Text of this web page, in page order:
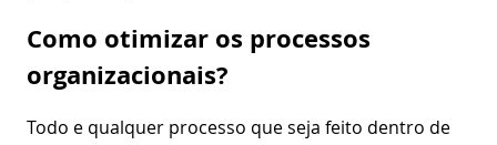
Como otimizar os processos
organizacionais?
Todo e qualquer processo que seja feito dentro de